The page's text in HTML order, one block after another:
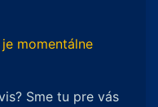
momentálne
Sme tu pre vás